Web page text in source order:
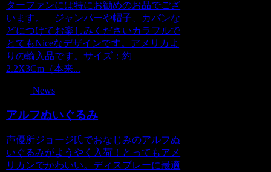
ターファンには特にお勧めのお品でござ
います。 ジャンパーや帽子、カバンな
どにつけてお楽しみくださいカラフルで
とてもNiceなデザインです。アメリカよ
りの輸入品です。サイズ：約
2.2X3Cm（本来...
News
アルフぬいぐるみ
声優所ジョージ氏でおなじみのアルフぬ
いぐるみがようやく入荷！とってもアメ
リカンでかわいい。ディスプレーに最適